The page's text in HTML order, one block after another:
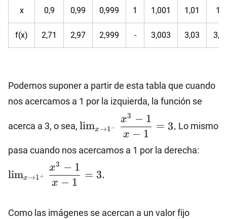
x 0,9 0,99 0,999 1 1,001 1,01 1,1
f(x) 2,71 2,97 2,999 - 3,003 3,03
Podemos suponer a partir de esta tabla que cuando
nos acercamos a 1 por la izquierda, la función se
acerca a 3, o sea,
\lim_{x\to
1^-}
\dfrac{x^3-
1}{x-1}=3.
limx→1−
x − 1
x3 − 1
= 3. Lo mismo
pasa cuando nos acercamos a 1 por la derecha:
limx→1+
x − 1
x3 − 1
= 3.
Como las imágenes se acercan a un valor fijo